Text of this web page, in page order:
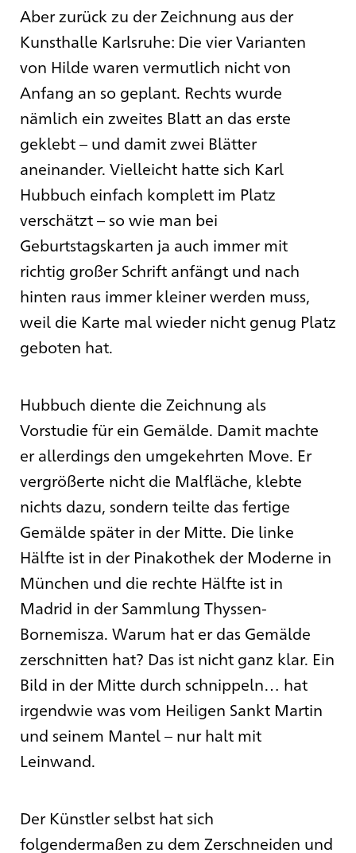
Aber zurück zu der Zeichnung aus der
Kunsthalle Karlsruhe: Die vier Varianten
von Hilde waren vermutlich nicht von
Anfang an so geplant. Rechts wurde
nämlich ein zweites Blatt an das erste
geklebt – und damit zwei Blätter
aneinander. Vielleicht hatte sich Karl
Hubbuch einfach komplett im Platz
verschätzt – so wie man bei
Geburtstagskarten ja auch immer mit
richtig großer Schrift anfängt und nach
hinten raus immer kleiner werden muss,
weil die Karte mal wieder nicht genug Platz
geboten hat.
Hubbuch diente die Zeichnung als
Vorstudie für ein Gemälde. Damit machte
er allerdings den umgekehrten Move. Er
vergrößerte nicht die Malfläche, klebte
nichts dazu, sondern teilte das fertige
Gemälde später in der Mitte. Die linke
Hälfte ist in der Pinakothek der Moderne in
München und die rechte Hälfte ist in
Madrid in der Sammlung Thyssen-
Bornemisza. Warum hat er das Gemälde
zerschnitten hat? Das ist nicht ganz klar. Ein
Bild in der Mitte durch schnippeln… hat
irgendwie was vom Heiligen Sankt Martin
und seinem Mantel – nur halt mit
Leinwand.
Der Künstler selbst hat sich
folgendermaßen zu dem Zerschneiden und